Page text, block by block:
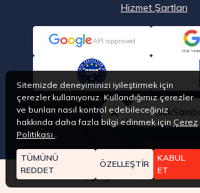
Hizmet Şartları
API approved
Copyright © 2026
Sitemizde deneyiminizi iyileştirmek için
çerezler kullanıyoruz. Kullandığımız çerezler
ve bunları nasıl kontrol edebileceğiniz
hakkında daha fazla bilgi edinmek için Çerez
Politikası .
TÜMÜNÜ
REDDET
ÖZELLEŞTİR
KABUL
ET